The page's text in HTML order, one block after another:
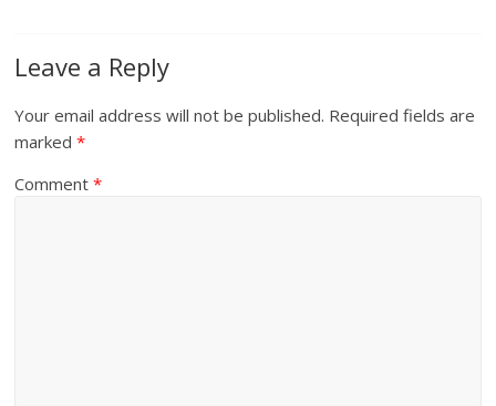
Leave a Reply
Your email address will not be published. Required fields are
marked*
Comment*